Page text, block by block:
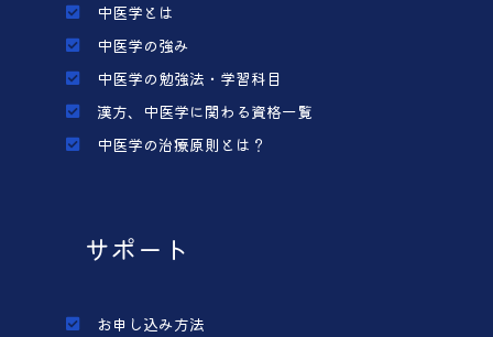
中医学とは
中医学の強み
中医学の勉強法・学習科目
漢方、中医学に関わる資格一覧
中医学の治療原則とは？
サポート
お申し込み方法